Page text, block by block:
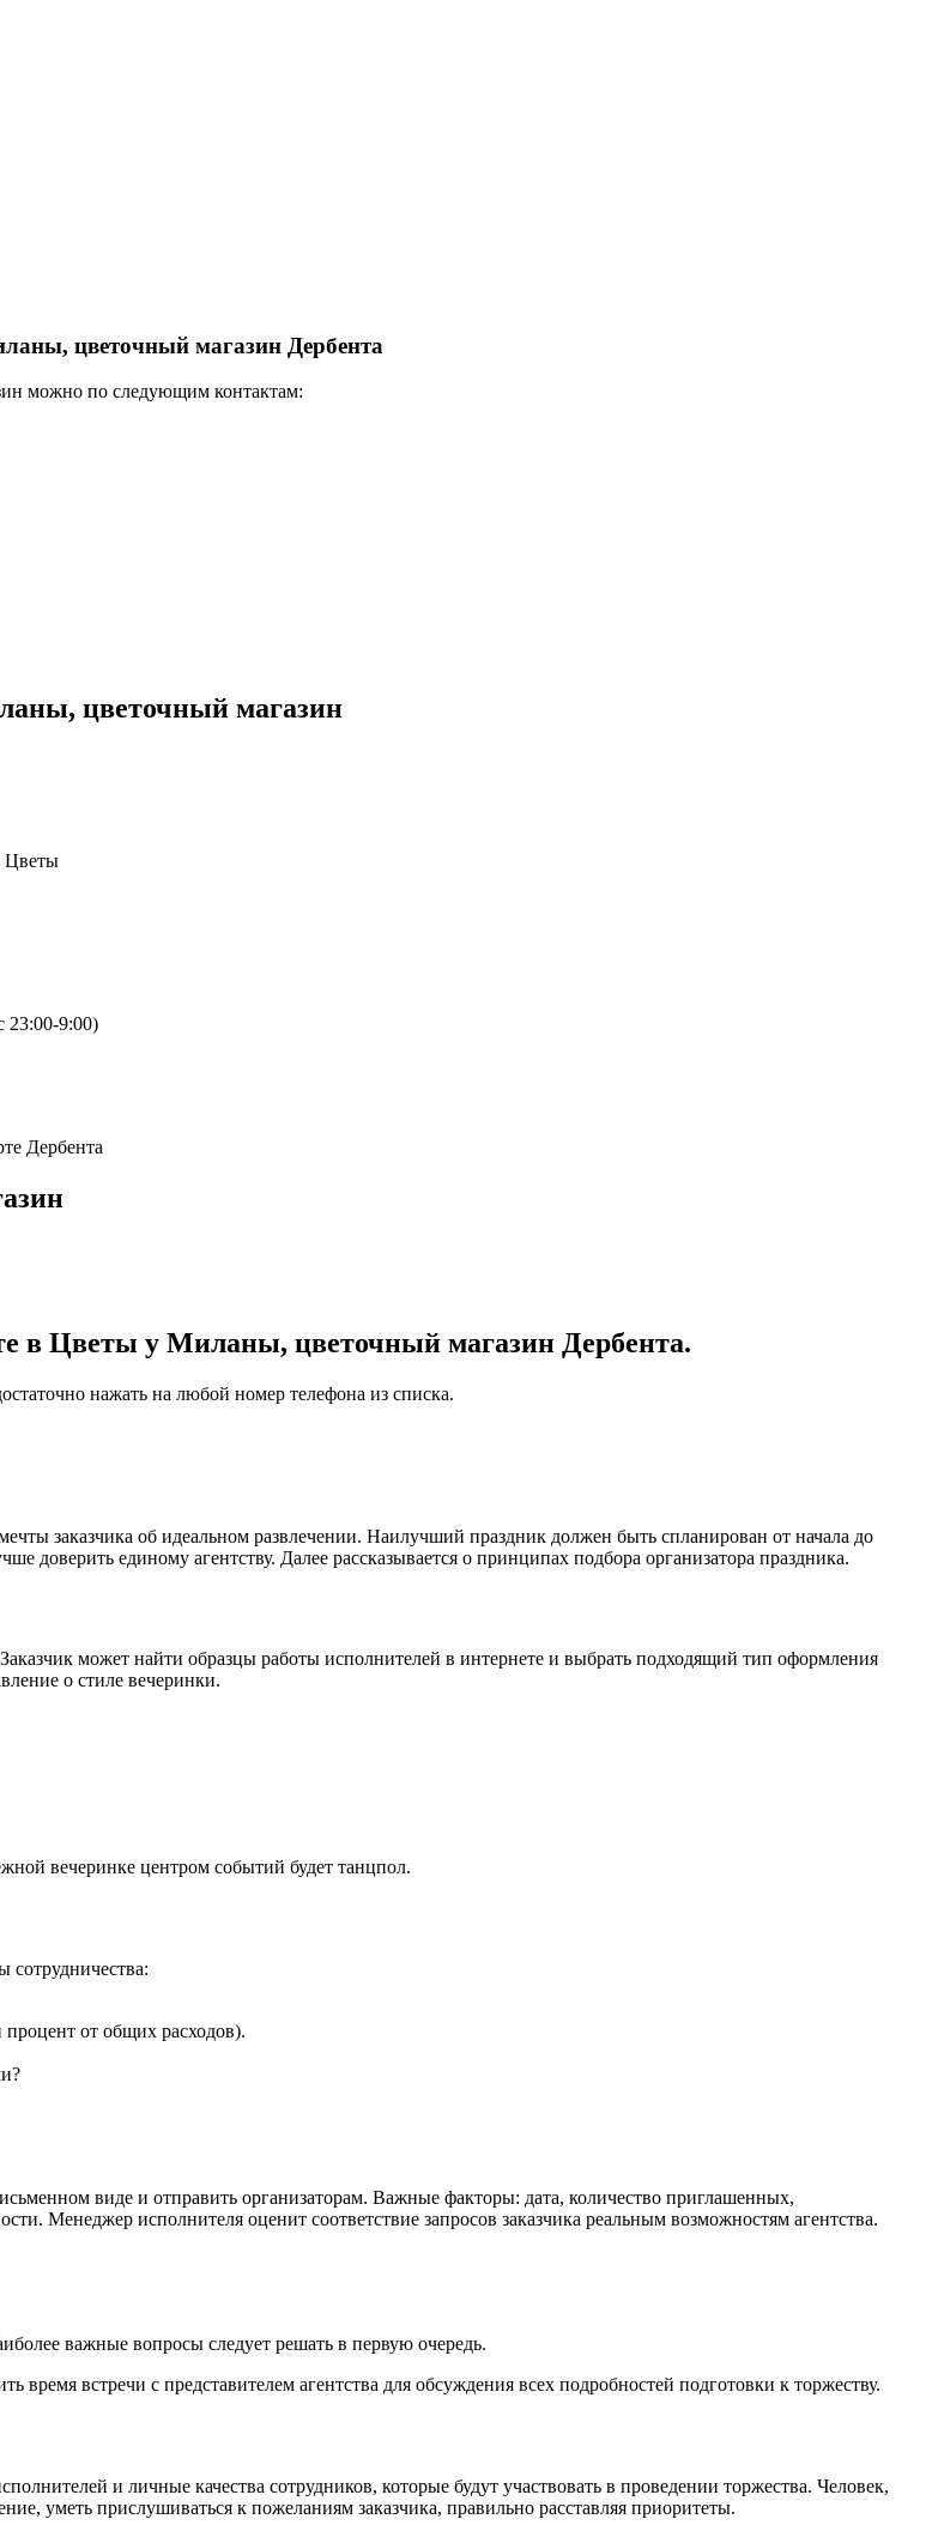
цветочный магазин Дербента
можно по следующим контактам:
цветочный магазин
Цветы
23:00-9:00)
Дербента
Цветы у Миланы, цветочный магазин Дербента.
нажать на любой номер телефона из списка.
заказчика об идеальном развлечении. Наилучший праздник должен быть спланирован от начала до
единому агентству. Далее рассказывается о принципах подбора организатора праздника.
может найти образцы работы исполнителей в интернете и выбрать подходящий тип оформления
о стиле вечеринки.
вечеринке центром событий будет танцпол.
сотрудничества:
от общих расходов).
виде и отправить организаторам. Важные факторы: дата, количество приглашенных,
Менеджер исполнителя оценит соответствие запросов заказчика реальным возможностям агентства.
важные вопросы следует решать в первую очередь.
время встречи с представителем агентства для обсуждения всех подробностей подготовки к торжеству.
и личные качества сотрудников, которые будут участвовать в проведении торжества. Человек,
уметь прислушиваться к пожеланиям заказчика, правильно расставляя приоритеты.